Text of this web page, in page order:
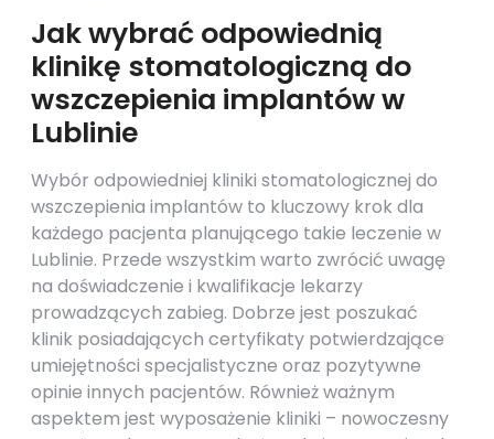
Jak wybrać odpowiednią
klinikę stomatologiczną do
wszczepienia implantów w
Lublinie
Wybór odpowiedniej kliniki stomatologicznej do
wszczepienia implantów to kluczowy krok dla
każdego pacjenta planującego takie leczenie w
Lublinie. Przede wszystkim warto zwrócić uwagę
na doświadczenie i kwalifikacje lekarzy
prowadzących zabieg. Dobrze jest poszukać
klinik posiadających certyfikaty potwierdzające
umiejętności specjalistyczne oraz pozytywne
opinie innych pacjentów. Również ważnym
aspektem jest wyposażenie kliniki – nowoczesny